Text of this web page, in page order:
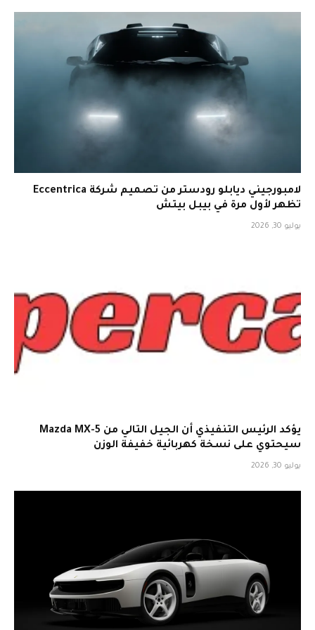
لامبورجيني ديابلو رودستر من تصميم شركة Eccentrica
تظهر لأول مرة في بيبل بيتش
يوليو 30, 2026
يؤكد الرئيس التنفيذي أن الجيل التالي من Mazda MX-5
سيحتوي على نسخة كهربائية خفيفة الوزن
يوليو 30, 2026